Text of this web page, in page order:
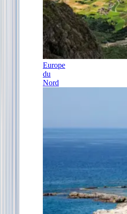
Europe
du
Nord